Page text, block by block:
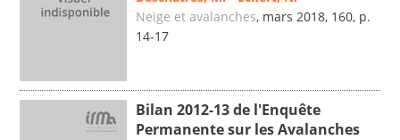
Neige et avalanches, mars 2018, 160, p.
14-17
Bilan 2012-13 de l'Enquête
Permanente sur les Avalanches